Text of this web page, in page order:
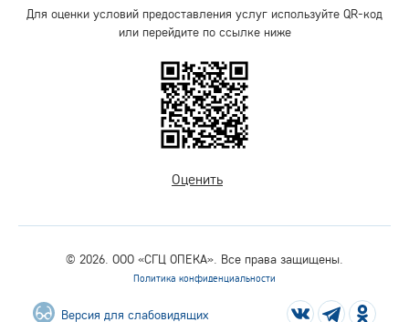
Для оценки условий предоставления услуг используйте QR-код
или перейдите по ссылке ниже
Оценить
© 2026. ООО «СГЦ ОПЕКА». Все права защищены.
Политика конфиденциальности
Версия для слабовидящих